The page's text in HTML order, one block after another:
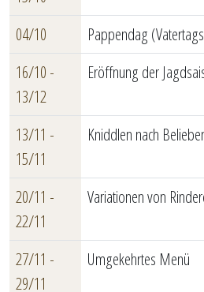
04/10
Pappendag
16/10 -
13/12
Eröffnung der
13/11 -
15/11
Kniddlen nach
20/11 -
22/11
Variationen von
27/11 -
29/11
Umgekehrtes Menü